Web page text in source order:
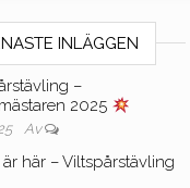
INLÄGGEN
–
2025
Av
är här – Viltspårstävling